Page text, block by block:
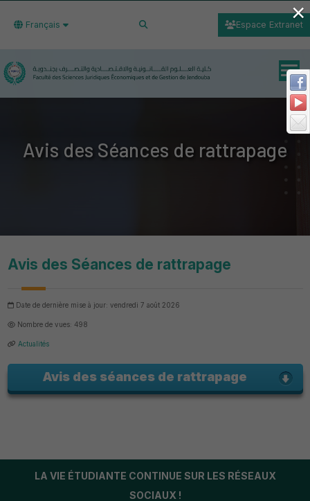
Français Espace Extranet
Avis des Séances de rattrapage
Avis des Séances de rattrapage
Date de dernière mise à jour: vendredi 7 août 2026
Nombre de vues: 498
Actualités
Avis des séances de rattrapage
LA VIE ÉTUDIANTE CONTINUE SUR LES RÉSEAUX
SOCIAUX !
×